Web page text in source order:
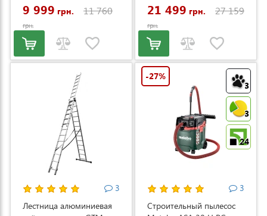
9 999 грн. 11 760
грн.
21 499 грн. 27 159
грн.
3
Лестница алюминиевая
3
3
24
-27%
3
Строительный пылесос